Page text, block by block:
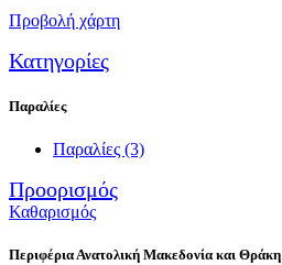
Προβολή χάρτη
Κατηγορίες
Παραλίες
Παραλίες (3)
Προορισμός
Καθαρισμός
Περιφέρια Ανατολική Μακεδονία και Θράκη